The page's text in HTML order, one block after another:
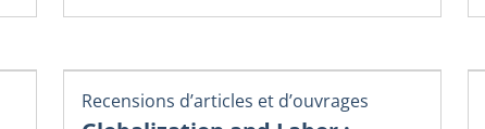
Recensions d’articles et d’ouvrages